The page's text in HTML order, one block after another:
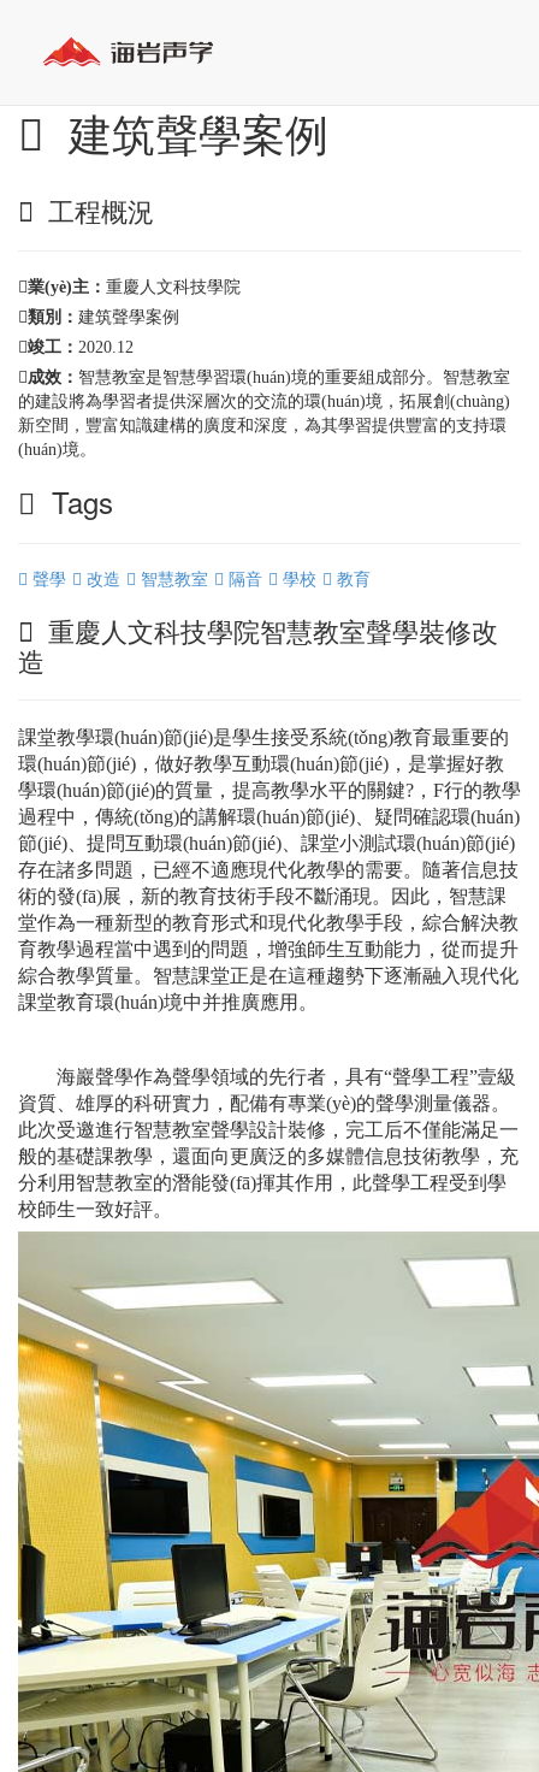
建筑聲學案例
工程概況
業(yè)主： 重慶人文科技學院
類別： 建筑聲學案例
竣工： 2020.12
成效： 智慧教室是智慧學習環(huán)境的重要組成部分。智慧教室
的建設將為學習者提供深層次的交流的環(huán)境，拓展創(chuàng)
新空間，豐富知識建構的廣度和深度，為其學習提供豐富的支持環
(huán)境。
Tags
聲學 改造 智慧教室 隔音 學校 教育
重慶人文科技學院智慧教室聲學裝修改
造
課堂教學環(huán)節(jié)是學生接受系統(tǒng)教育最重要的
環(huán)節(jié)，做好教學互動環(huán)節(jié)，是掌握好教
學環(huán)節(jié)的質量，提高教學水平的關鍵?，F行的教學
過程中，傳統(tǒng)的講解環(huán)節(jié)、疑問確認環(huán)
節(jié)、提問互動環(huán)節(jié)、課堂小測試環(huán)節(jié)
存在諸多問題，已經不適應現代化教學的需要。隨著信息技
術的發(fā)展，新的教育技術手段不斷涌現。因此，智慧課
堂作為一種新型的教育形式和現代化教學手段，綜合解決教
育教學過程當中遇到的問題，增強師生互動能力，從而提升
綜合教學質量。智慧課堂正是在這種趨勢下逐漸融入現代化
課堂教育環(huán)境中并推廣應用 。
海巖聲學作為聲學領域的先行者，具有“聲學工程”壹級
資質、雄厚的科研實力，配備有專業(yè)的聲學測量儀器。
此次受邀進行智慧教室聲學設計裝修，完工后不僅能滿足一
般的基礎課教學，還面向更廣泛的多媒體信息技術教學，充
分利用智慧教室的潛能發(fā)揮其作用，此聲學工程受到學
校師生一致好評。